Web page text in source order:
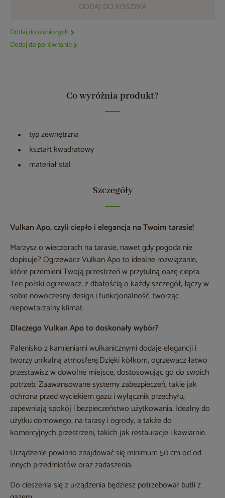
DODAJ DO KOSZYKA
Dodaj do ulubionych
Dodaj do porównania
Co wyróżnia produkt?
typ zewnętrzna
kształt kwadratowy
materiał stal
Szczegóły
Vulkan Apo, czyli ciepło i elegancja na Twoim tarasie!
Marzysz o wieczorach na tarasie, nawet gdy pogoda nie
dopisuje? Ogrzewacz Vulkan Apo to idealne rozwiązanie,
które przemieni Twoją przestrzeń w przytulną oazę ciepła.
Ten polski ogrzewacz, z dbałością o każdy szczegół, łączy w
sobie nowoczesny design i funkcjonalność, tworząc
niepowtarzalny klimat.
Dlaczego Vulkan Apo to doskonały wybór?
Palenisko z kamieniami wulkanicznymi dodaje elegancji i
tworzy unikalną atmosferę.Dzięki kółkom, ogrzewacz łatwo
przestawisz w dowolne miejsce, dostosowując go do swoich
potrzeb. Zaawansowane systemy zabezpieczeń, takie jak
ochrona przed wyciekiem gazu i wyłącznik przechyłu,
zapewniają spokój i bezpieczeństwo użytkowania. Idealny do
użytku domowego, na tarasy i ogrody, a także do
komercyjnych przestrzeni, takich jak restauracje i kawiarnie.
Urządzenie powinno znajdować się minimum 50 cm od od
innych przedmiotów oraz zadaszenia.
Do cieszenia się z urządzenia będziesz potrzebował butli z